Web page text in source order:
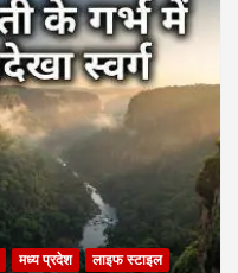
मध्य प्रदेश लाइफ स्टाइल